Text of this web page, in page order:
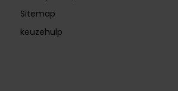
Sitemap
keuzehulp